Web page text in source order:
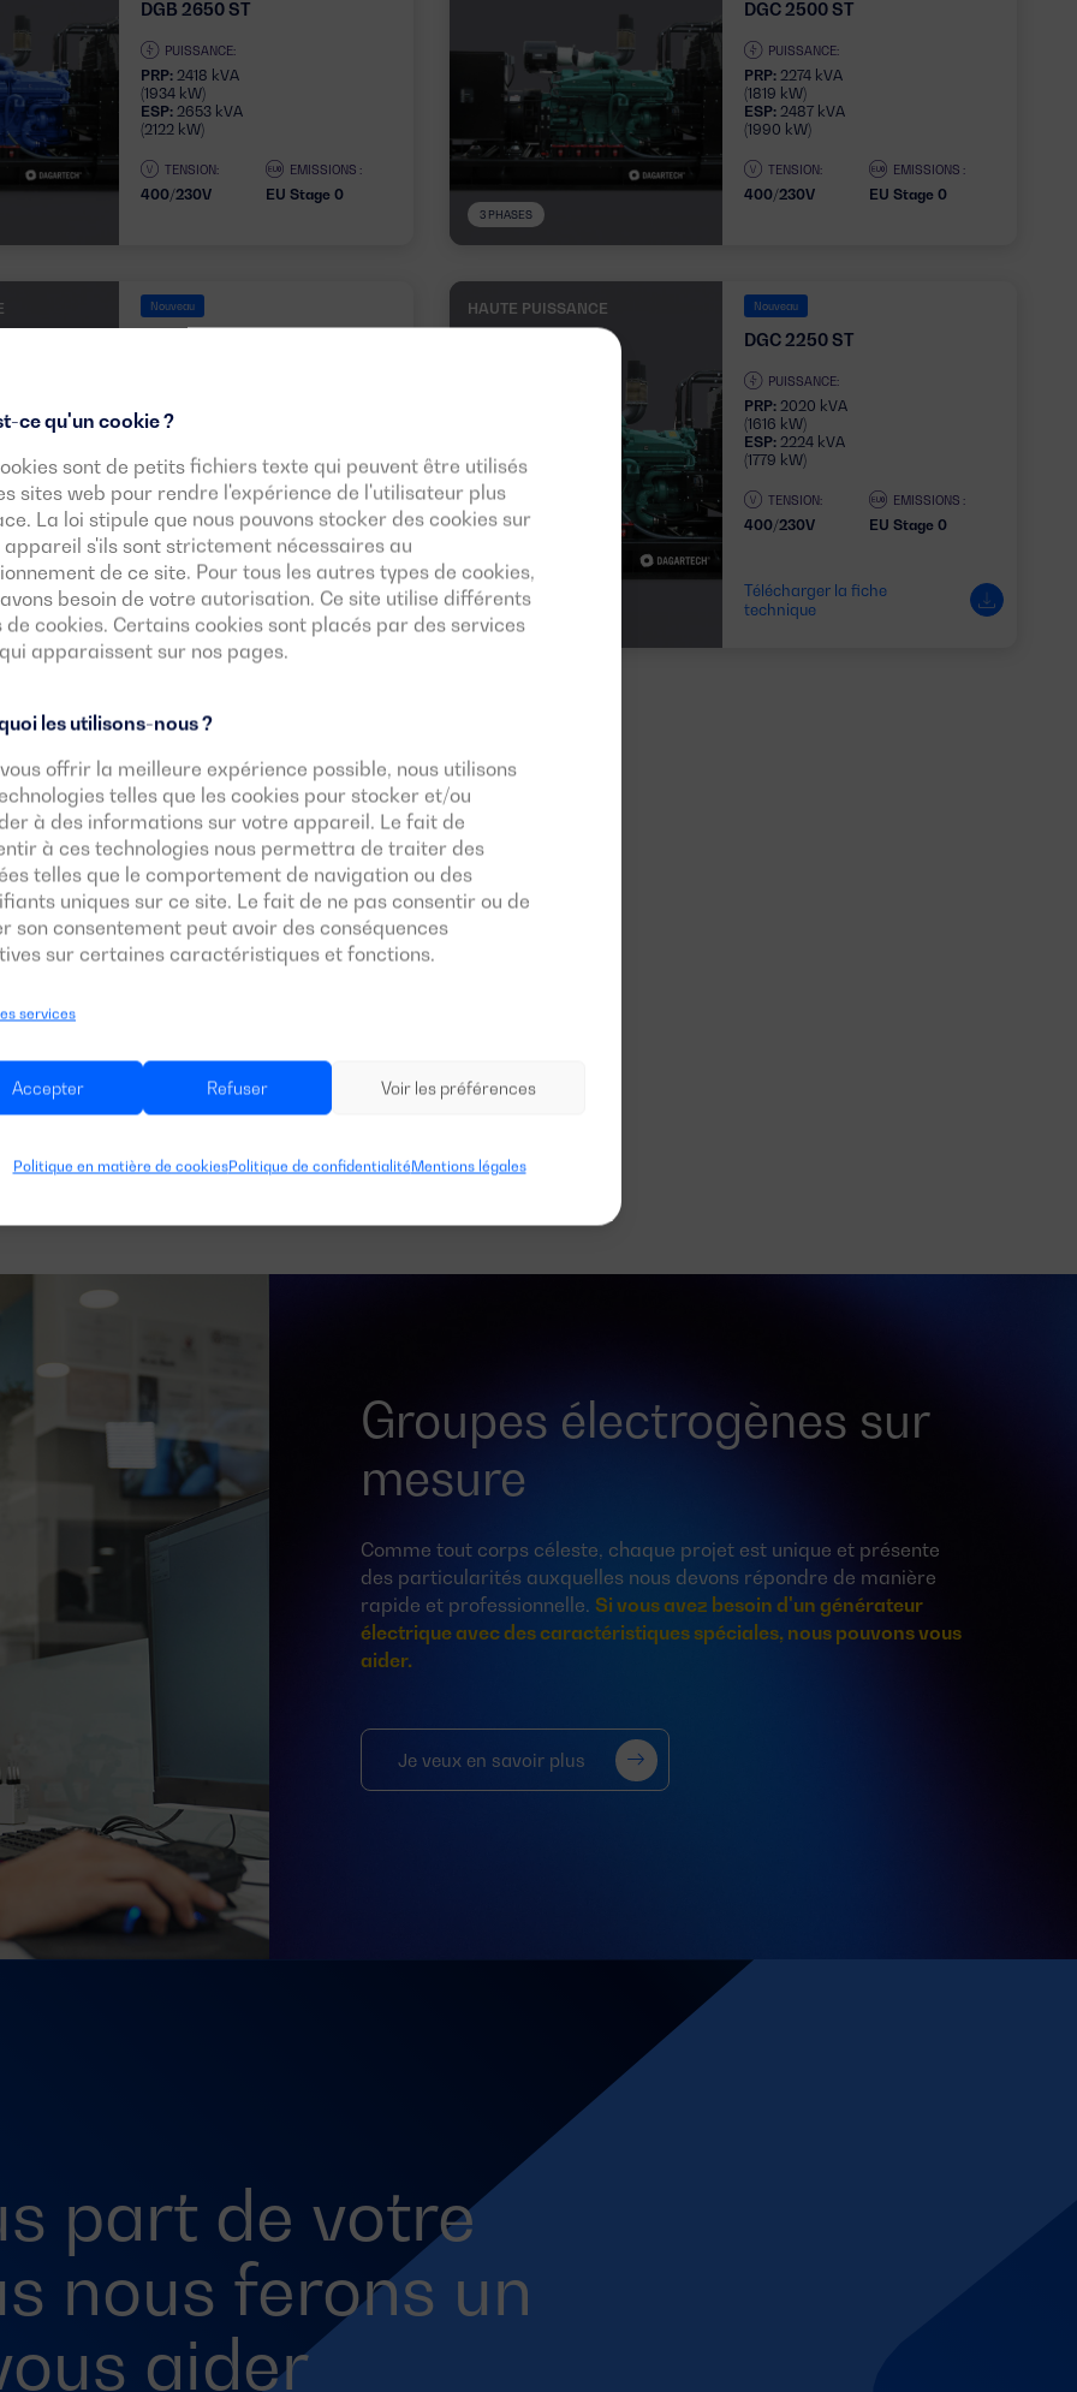
ce qu'un cookie ?
sont de petits fichiers texte qui peuvent être utilisés
sites web pour rendre l'expérience de l'utilisateur plus
La loi stipule que nous pouvons stocker des cookies sur
s'ils sont strictement nécessaires au
de ce site. Pour tous les autres types de cookies,
besoin de votre autorisation. Ce site utilise différents
de cookies. Certains cookies sont placés par des services
apparaissent sur nos pages.
les utilisons-nous ?
offrir la meilleure expérience possible, nous utilisons
telles que les cookies pour stocker et/ou
à des informations sur votre appareil. Le fait de
à ces technologies nous permettra de traiter des
telles que le comportement de navigation ou des
uniques sur ce site. Le fait de ne pas consentir ou de
son consentement peut avoir des conséquences
sur certaines caractéristiques et fonctions.
services
Accepter Refuser Voir les préférences
Politique en matière de cookiesPolitique de confidentialitéMentions légales
DGB 2650 ST
PUISSANCE:
PRP: 2418 kVA
(1934 kW)
ESP: 2653 kVA
(2122 kW)
TENSION:
400/230V
EMISSIONS :
EU Stage 0
3 PHASES
DGC 2500 ST
PUISSANCE:
PRP: 2274 kVA
(1819 kW)
ESP: 2487 kVA
(1990 kW)
TENSION:
400/230V
EMISSIONS :
EU Stage 0
Nouveau
(1651 kW)
(1800 kW)
TENSION:
400/230V
EMISSIONS :
EU Stage 0
Télécharger la fiche
technique
HAUTE PUISSANCE
3 PHASES
Nouveau
DGC 2250 ST
PUISSANCE:
PRP: 2020 kVA
(1616 kW)
ESP: 2224 kVA
(1779 kW)
TENSION:
400/230V
EMISSIONS :
EU Stage 0
Télécharger la fiche
technique
Voir plus de modèles
Groupes électrogènes sur
mesure
Comme tout corps céleste, chaque projet est unique et présente
des particularités auxquelles nous devons répondre de manière
rapide et professionnelle. Si vous avez besoin d'un générateur
électrique avec des caractéristiques spéciales, nous pouvons vous
aider.
Je veux en savoir plus
part de votre
nous ferons un
aider